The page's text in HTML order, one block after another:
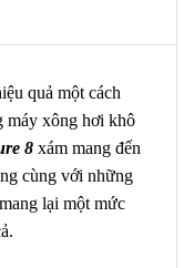
quả một cách
máy xông hơi khô
8 xám mang đến
cùng với những
lại một mức